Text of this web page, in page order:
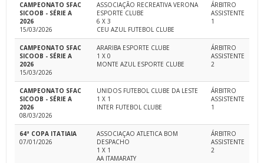
CAMPEONATO SFAC
SICOOB - SÉRIE A
2026
15/03/2026
ASSOCIAÇÃO RECREATIVA VERONA
ESPORTE CLUBE
6 X 3
CEU AZUL FUTEBOL CLUBE
ÁRBITRO
ASSISTENTE
1
CAMPEONATO SFAC
SICOOB - SÉRIE A
2026
15/03/2026
ARARIBA ESPORTE CLUBE
1 X 0
MONTE AZUL ESPORTE CLUBE
ÁRBITRO
ASSISTENTE
2
CAMPEONATO SFAC
SICOOB - SÉRIE A
2026
08/03/2026
UNIDOS FUTEBOL CLUBE DA LESTE
1 X 1
INTER FUTEBOL CLUBE
ÁRBITRO
ASSISTENTE
1
64ª COPA ITATIAIA
07/01/2026
ASSOCIAÇAO ATLETICA BOM
DESPACHO
1 X 1
AA ITAMARATY
ÁRBITRO
ASSISTENTE
2